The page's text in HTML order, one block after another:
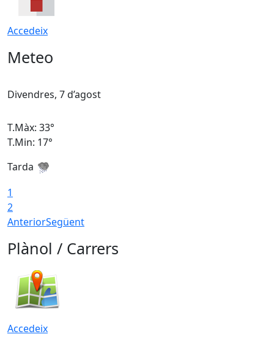
Accedeix
Meteo
Divendres, 7 d’agost
T.Màx: 33°
T.Min: 17°
Tarda
1
2
AnteriorSegüent
Plànol / Carrers
Accedeix